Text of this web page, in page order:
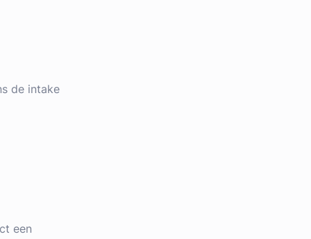
de intake
een